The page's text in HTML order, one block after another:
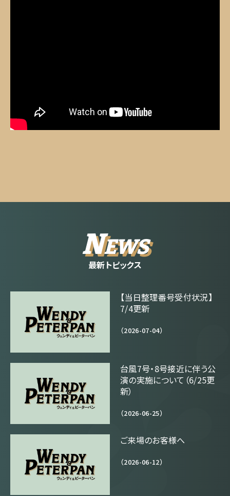
NEWS
最新トピックス
【当日整理番号受付状況】
7/4更新
（2026-07-04）
台風7号・8号接近に伴う公
演の実施について（6/25更
新）
（2026-06-25）
ご来場のお客様へ
（2026-06-12）